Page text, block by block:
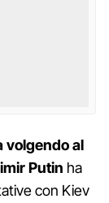
volgendo al
Putin ha
con Kiev